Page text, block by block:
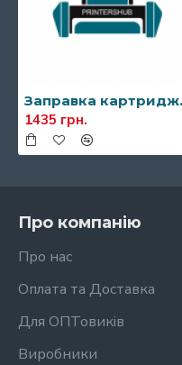
1435 грн.
Про компанію
Про нас
Оплата та Доставка
Для ОПТовиків
Виробники